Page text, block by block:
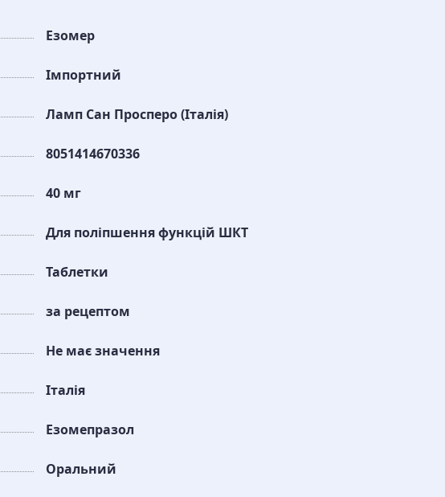
Езомер
Імпортний
Ламп Сан Просперо (Італія)
8051414670336
40 мг
Для поліпшення функцій ШКТ
Таблетки
за рецептом
Не має значення
Італія
Езомепразол
Оральний